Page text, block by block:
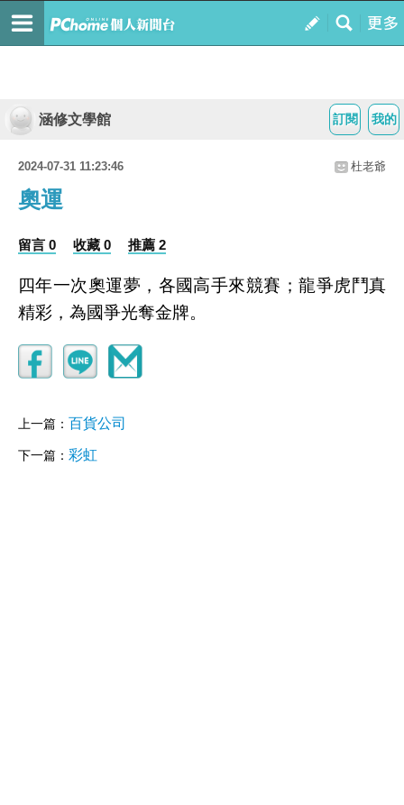
我的
訂閱
涵修文學館
2024-07-31 11:23:46 杜老爺
奧運
留言 0 收藏 0 推薦 2
四年一次奧運夢，各國高手來競賽；龍爭虎鬥真
精彩，為國爭光奪金牌。
上一篇： 百貨公司
下一篇： 彩虹